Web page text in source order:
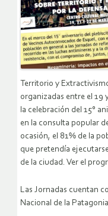
Territorio y
organizadas entre el 19
la celebración del 15°
en la consulta popular
ocasión, el 81% de la
que pretendía
de la ciudad. Ver el
Las Jornadas cuentan
Nacional de la